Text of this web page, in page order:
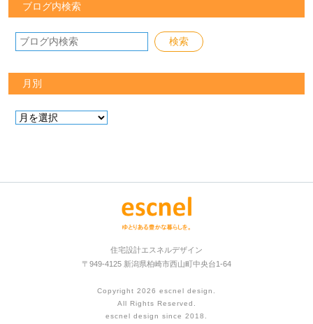
ブログ内検索
月別
住宅設計エスネルデザイン
〒949-4125 新潟県柏崎市西山町中央台1-64
Copyright 2026 escnel design
All Rights Reserved.
escnel design since 2018.